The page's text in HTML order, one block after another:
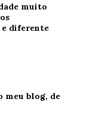
muito
e diferente
meu blog, de